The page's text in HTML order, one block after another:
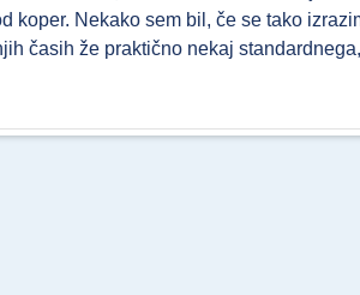
koper. Nekako sem bil, če se tako
časih že praktično nekaj